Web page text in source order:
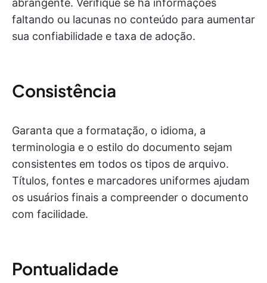
abrangente. Verifique se há informações
faltando ou lacunas no conteúdo para aumentar
sua confiabilidade e taxa de adoção.
Consistência
Garanta que a formatação, o idioma, a
terminologia e o estilo do documento sejam
consistentes em todos os tipos de arquivo.
Títulos, fontes e marcadores uniformes ajudam
os usuários finais a compreender o documento
com facilidade.
Pontualidade